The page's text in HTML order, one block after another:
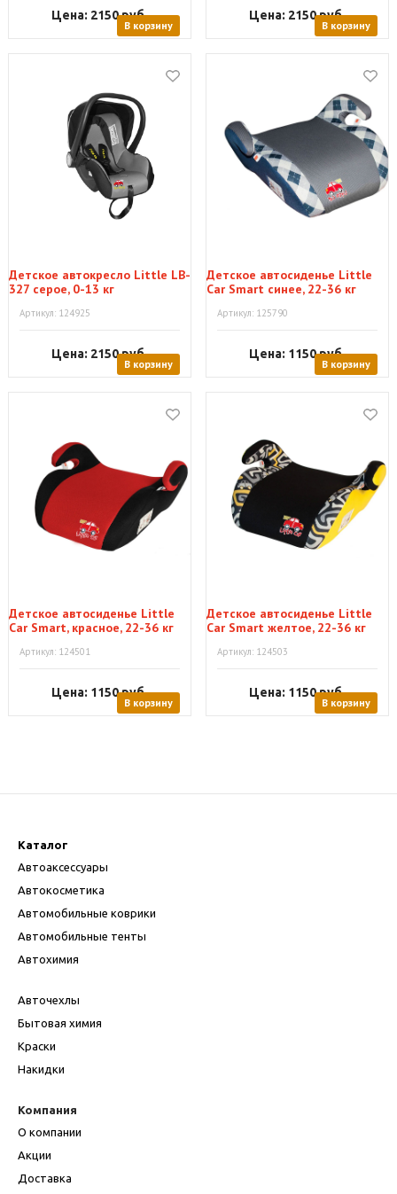
Цена: 2150руб.
В корзину
Цена: 2150руб.
В корзину
Детское автокресло Little LB-
327 серое, 0-13 кг
Артикул: 124925
Цена: 2150руб.
В корзину
Детское автосиденье Little
Car Smart синее, 22-36 кг
Артикул: 125790
Цена: 1150руб.
В корзину
Детское автосиденье Little
Car Smart, красное, 22-36 кг
Артикул: 124501
Цена: 1150руб.
В корзину
Детское автосиденье Little
Car Smart желтое, 22-36 кг
Артикул: 124503
Цена: 1150руб.
В корзину
Каталог
Автоаксессуары
Автокосметика
Автомобильные коврики
Автомобильные тенты
Автохимия
Авточехлы
Бытовая химия
Краски
Накидки
Компания
О компании
Акции
Доставка